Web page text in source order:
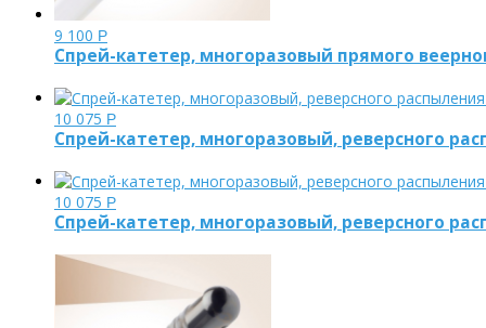
9 100 Р
Спрей-катетер, многоразовый прямого
10 075 Р
Спрей-катетер, многоразовый, реверсного
10 075 Р
Спрей-катетер, многоразовый, реверсного